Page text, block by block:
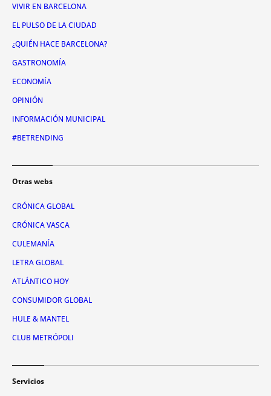
VIVIR EN BARCELONA
EL PULSO DE LA CIUDAD
¿QUIÉN HACE BARCELONA?
GASTRONOMÍA
ECONOMÍA
OPINIÓN
INFORMACIÓN MUNICIPAL
#BETRENDING
Otras webs
CRÓNICA GLOBAL
CRÓNICA VASCA
CULEMANÍA
LETRA GLOBAL
ATLÁNTICO HOY
CONSUMIDOR GLOBAL
HULE & MANTEL
CLUB METRÓPOLI
Servicios